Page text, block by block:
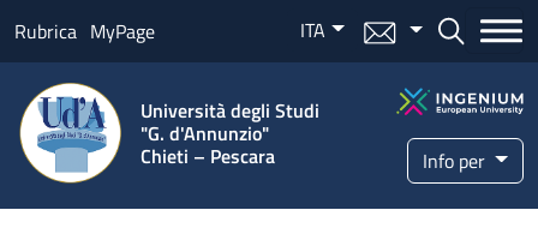
Salta al contenuto principale
Rubrica MyPage ITA Menu mail Bottone
Università degli Studi
"G. d'Annunzio"
Chieti – Pescara Info per